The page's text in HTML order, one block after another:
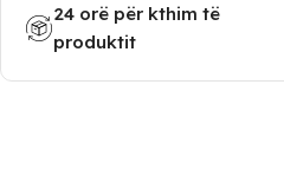
24 orë për kthim të
produktit